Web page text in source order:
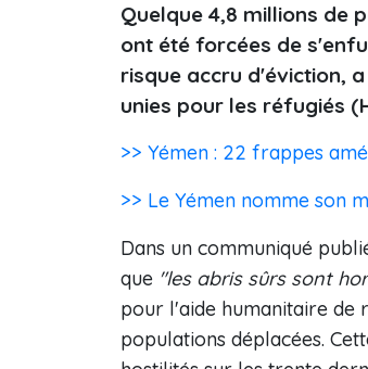
Quelque 4,8 millions de
ont été forcées de
risque accru d'éviction,
unies pour les réfugiés
>> Yémen : 22 frappes
>> Le Yémen nomme son
Dans un communiqué
que "les abris sûrs sont
pour l'aide humanitaire de
populations déplacées.